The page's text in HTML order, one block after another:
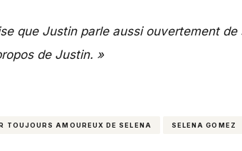
que Justin parle aussi ouvertement
de Justin. »
TOUJOURS AMOUREUX DE SELENA SELENA GOMEZ